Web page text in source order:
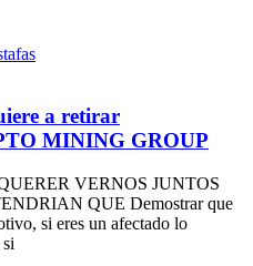
a retirar
MINING GROUP
VERNOS JUNTOS
QUE Demostrar que
si eres un afectado lo